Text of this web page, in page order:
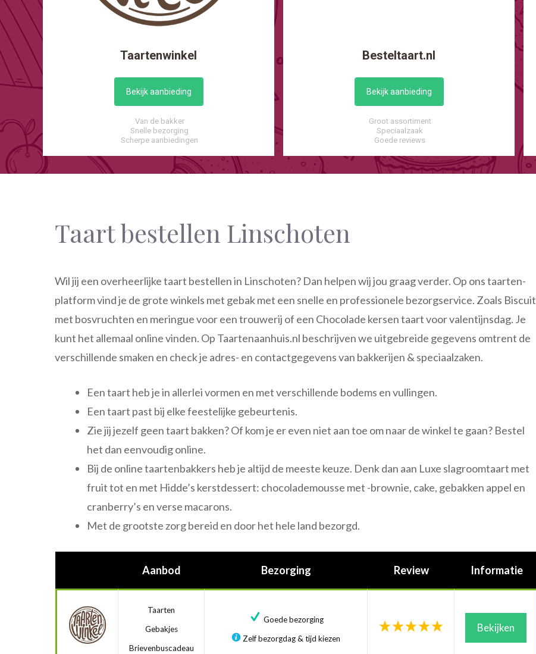
Taartenwinkel
Bekijk aanbieding
Van de bakker
Snelle bezorging
Scherpe aanbiedingen
Besteltaart.nl
Bekijk aanbieding
Groot assortiment
Speciaalzaak
Goede reviews
Taart bestellen Linschoten
Wil jij een overheerlijke taart bestellen in Linschoten? Dan helpen wij jou graag verder. Op ons taarten-
platform vind je de grote winkels met gebak met een snelle en professionele bezorgservice. Zoals Biscuit
met bosvruchten en meringue voor een trouwerij of een Chocolade kersen taart voor valentijnsdag. Je
kunt het allemaal online vinden. Op Taartenaanhuis.nl beschrijven we uitgebreide gegevens omtrent de
verschillende smaken en check je adres- en contactgegevens van bakkerijen & speciaalzaken.
Een taart heb je in allerlei vormen en met verschillende bodems en vullingen.
Een taart past bij elke feestelijke gebeurtenis.
Zie jij jezelf geen taart bakken? Of kom je er even niet aan toe om naar de winkel te gaan? Bestel
het dan eenvoudig online.
Bij de online taartenbakkers heb je altijd de meeste keuze. Denk dan aan Luxe slagroomtaart met
fruit tot en met Hidde’s kerstdessert: chocolademousse met -brownie, cake, gebakken appel en
cranberry’s en verse macarons.
Met de grootste zorg bereid en door het hele land bezorgd.
Aanbod Bezorging Review Informatie
Taarten
Gebakjes
Brievenbuscadeau
Goede bezorging
Zelf bezorgdag & tijd kiezen
Bekijken